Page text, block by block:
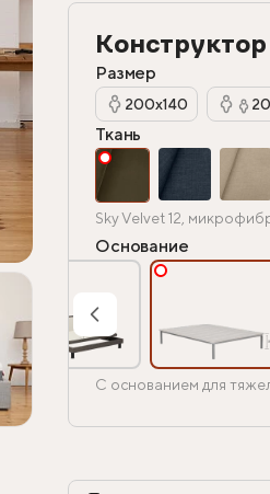
Конструктор
Размер
200х140
Ткань
Sky Velvet 12,
Основание
С основанием для